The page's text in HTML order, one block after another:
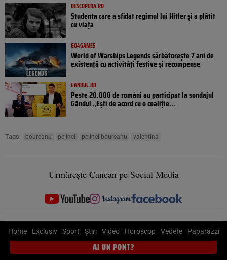
DESCOPERA.RO
Studenta care a sfidat regimul lui Hitler și a plătit
cu viața
GO4GAMES
World of Warships Legends sărbătorește 7 ani de
existență cu activități festive și recompense
GANDUL.RO
Peste 20.000 de români au participat la sondajul
Gândul „Ești de acord cu o coaliție...
Tags: boureanu pelinel pelinel boureanu valentina
Urmărește Cancan pe Social Media
Home Exclusiv Sport Știri Video Horoscop Vedete Paparazzi
AI UN PONT?